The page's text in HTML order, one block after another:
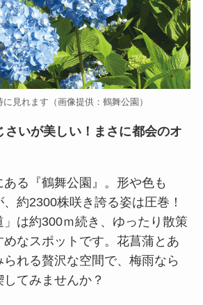
見れます（画像提供：鶴舞公園）
さいが美しい！まさに都会のオ
る『鶴舞公園』。形や色も
約2300株咲き誇る姿は圧巻！
」は約300ｍ続き、ゆったり散策
めなスポットです。花菖蒲とあ
られる贅沢な空間で、梅雨なら
てみませんか？